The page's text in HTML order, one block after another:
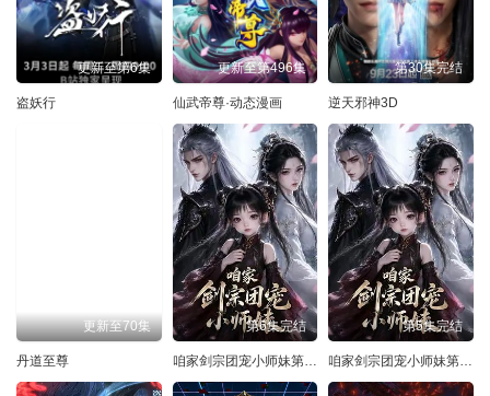
更新至第6集
盗妖行
更新至第496集
仙武帝尊·动态漫画
第30集完结
逆天邪神3D
更新至70集
丹道至尊
第6集完结
咱家剑宗团宠小师妹第一季
第5集完结
咱家剑宗团宠小师妹第二季